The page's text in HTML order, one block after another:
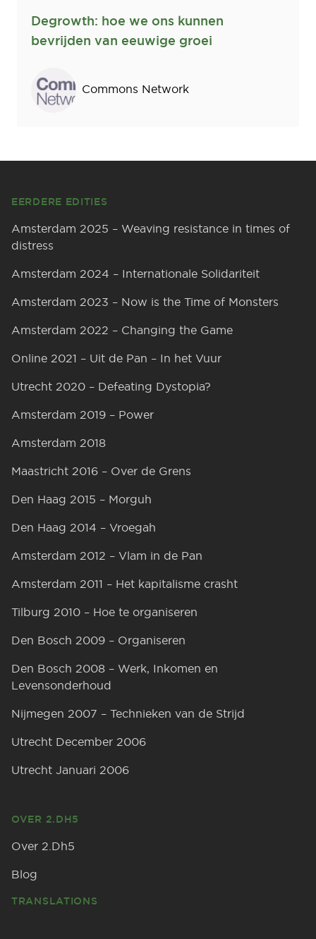
Degrowth: hoe we ons kunnen
bevrijden van eeuwige groei
Sprekers
Commons Network
EERDERE EDITIES
Amsterdam 2025 – Weaving resistance in times of
distress
Amsterdam 2024 – Internationale Solidariteit
Amsterdam 2023 – Now is the Time of Monsters
Amsterdam 2022 – Changing the Game
Online 2021 – Uit de Pan – In het Vuur
Utrecht 2020 – Defeating Dystopia?
Amsterdam 2019 – Power
Amsterdam 2018
Maastricht 2016 – Over de Grens
Den Haag 2015 – Morguh
Den Haag 2014 – Vroegah
Amsterdam 2012 – Vlam in de Pan
Amsterdam 2011 – Het kapitalisme crasht
Tilburg 2010 – Hoe te organiseren
Den Bosch 2009 – Organiseren
Den Bosch 2008 – Werk, Inkomen en
Levensonderhoud
Nijmegen 2007 – Technieken van de Strijd
Utrecht December 2006
Utrecht Januari 2006
OVER 2.DH5
Over 2.Dh5
Blog
TRANSLATIONS